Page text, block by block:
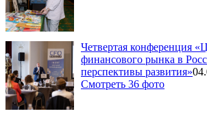
Четвертая конференция
финансового рынка в
перспективы развития»
Смотреть 36 фото